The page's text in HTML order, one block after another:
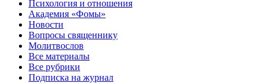
Психология и отношения
Академия «Фомы»
Новости
Вопросы священнику
Молитвослов
Все материалы
Все рубрики
Подписка на журнал